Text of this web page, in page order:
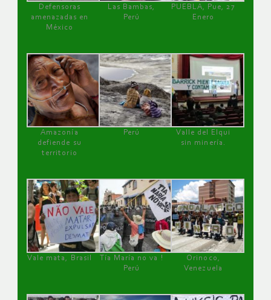
Defensoras
amenazadas en
México
Las Bambas,
Perú
PUEBLA, Pue, 27
Enero
Amazonía
defiende su
territorio
Perú
Valle del Elqui
sin minería.
Vale mata, Brasil
Tía María no va !
Perú
Orinoco,
Venezuela